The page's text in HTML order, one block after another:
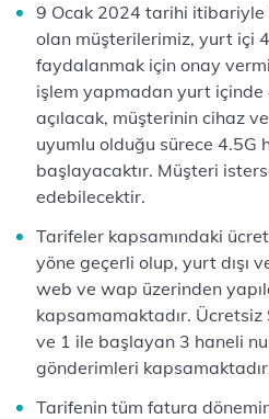
9 Ocak 2024 tarihi itibariyle
olan müşterilerimiz, yurt içi
faydalanmak için onay
işlem yapmadan yurt içinde
açılacak, müşterinin cihaz
uyumlu olduğu sürece 4.5G
başlayacaktır. Müşteri
edebilecektir.
Tarifeler kapsamındaki
yöne geçerli olup, yurt dışı
web ve wap üzerinden
kapsamamaktadır.
ve 1 ile başlayan 3 haneli
gönderimleri
Tarifenin tüm fatura